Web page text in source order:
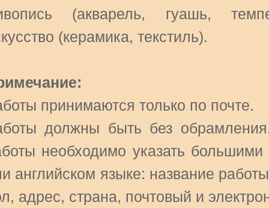
(акварель, гуашь,
(керамика, текстиль).
принимаются только по почте.
должны быть без
необходимо указать
английском языке: название
адрес, страна, почтовый и